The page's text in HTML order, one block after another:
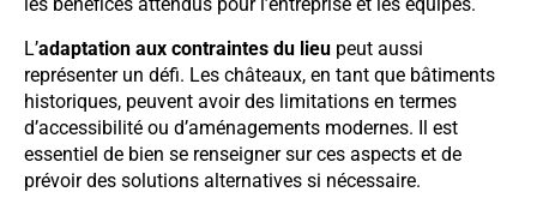
les bénéfices attendus pour l’entreprise et les équipes.
L’adaptation aux contraintes du lieu peut aussi
représenter un défi. Les châteaux, en tant que bâtiments
historiques, peuvent avoir des limitations en termes
d’accessibilité ou d’aménagements modernes. Il est
essentiel de bien se renseigner sur ces aspects et de
prévoir des solutions alternatives si nécessaire.